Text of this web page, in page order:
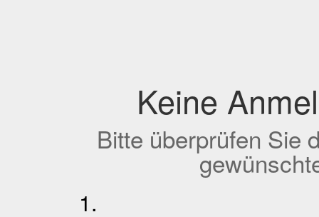
Keine
Bitte überprüfen Sie